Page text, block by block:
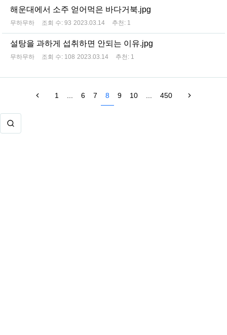
해운대에서 소주 얻어먹은 바다거북.jpg
무하무하 조회 수: 93 2023.03.14 추천: 1
설탕을 과하게 섭취하면 안되는 이유.jpg
무하무하 조회 수: 108 2023.03.14 추천: 1
1 ... 6 7 8 9 10 ... 450